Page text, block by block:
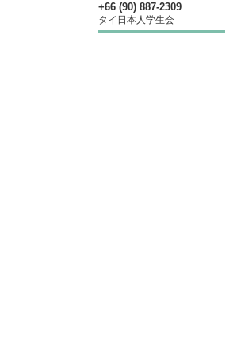
+66 (90) 887-2309
タイ日本人学生会